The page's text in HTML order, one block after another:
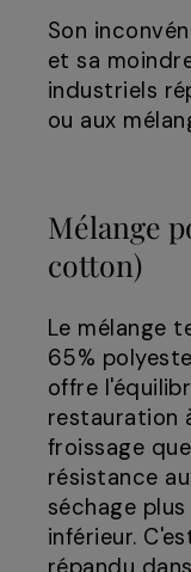
Son
et sa
industriels
ou aux
Mélange
cotton)
Le mélange
65%
offre
restauration
froissage
résistance
séchage
inférieur.